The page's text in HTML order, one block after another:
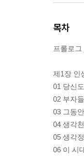
목차
프롤로
제1장 인
01 당신
02 부자
03 그동
04 생각
05 생각
06 이 시